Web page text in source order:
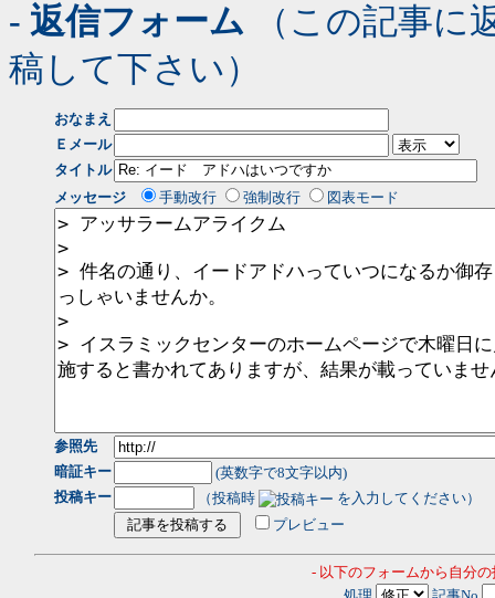
- 返信フォーム （この記事に
稿して下さい）
おなまえ
Ｅメール
タイトル
メッセージ
手動改行 強制改行 図表モード
参照先
暗証キー
(英数字で8文字以内)
投稿キー
（投稿時
を入力してください）
プレビュー
- 以下のフォームから自分